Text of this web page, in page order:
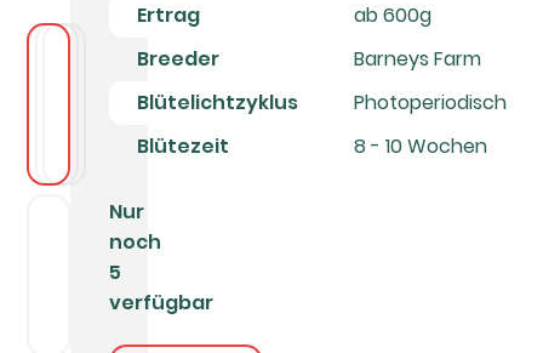
Ertrag
ab 600g
Breeder
Barneys Farm
Blütelichtzyklus
Photoperiodisch
Blütezeit
8 - 10 Wochen
Nur
noch
5
verfügbar